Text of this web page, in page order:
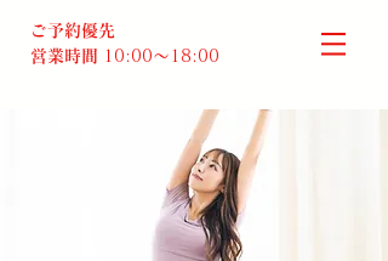
ご予約優先
営業時間 10:00～18:00​